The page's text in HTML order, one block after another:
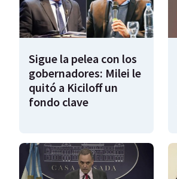
Sigue la pelea con los
gobernadores: Milei le
quitó a Kiciloff un
fondo clave